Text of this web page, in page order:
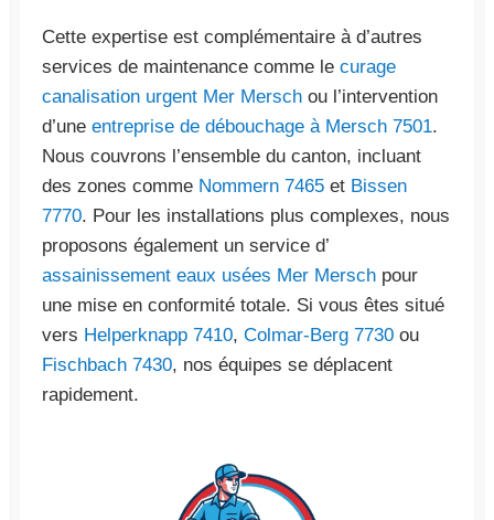
Cette expertise est complémentaire à d’autres
services de maintenance comme le curage
canalisation urgent Mer Mersch ou l’intervention
d’une entreprise de débouchage à Mersch 7501.
Nous couvrons l’ensemble du canton, incluant
des zones comme Nommern 7465 et Bissen
7770. Pour les installations plus complexes, nous
proposons également un service d’
assainissement eaux usées Mer Mersch pour
une mise en conformité totale. Si vous êtes situé
vers Helperknapp 7410, Colmar-Berg 7730 ou
Fischbach 7430, nos équipes se déplacent
rapidement.